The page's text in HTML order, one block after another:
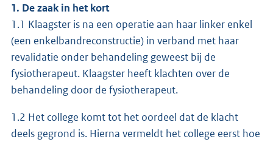
1. De zaak in het kort
1.1 Klaagster is na een operatie aan haar linker enkel
(een enkelbandreconstructie) in verband met haar
revalidatie onder behandeling geweest bij de
fysiotherapeut. Klaagster heeft klachten over de
behandeling door de fysiotherapeut.
1.2 Het college komt tot het oordeel dat de klacht
deels gegrond is. Hierna vermeldt het college eerst hoe